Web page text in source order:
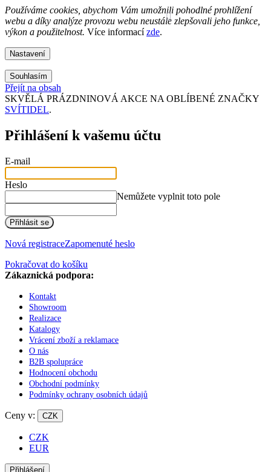
Používáme cookies, abychom Vám umožnili pohodlné prohlížení
webu a díky analýze provozu webu neustále zlepšovali jeho funkce,
výkon a použitelnost. Více informacízde.
Nastavení
Souhlasím
Přejít na obsah
SKVĚLÁ PRÁZDNINOVÁ AKCE NA OBLÍBENÉ ZNAČKY
SVÍTIDEL.
Přihlášení k vašemu účtu
E-mail
Heslo
Nemůžete vyplnit toto pole
Přihlásit se
Nová registraceZapomenuté heslo
Pokračovat do košíku
Zákaznická podpora:
Kontakt
Showroom
Realizace
Katalogy
Vrácení zboží a reklamace
O nás
B2B spolupráce
Hodnocení obchodu
Obchodní podmínky
Podmínky ochrany osobních údajů
Ceny v: CZK
CZK
EUR
Přihlášení